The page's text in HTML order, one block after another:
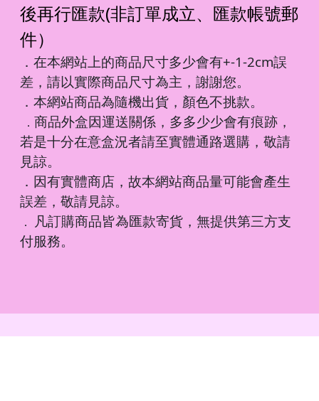
後再行匯款(非訂單成立、匯款帳號郵
件）
．在本網站上的商品尺寸多少會有+-1-2cm誤
差，請以實際商品尺寸為主，謝謝您。
．本網站商品為隨機出貨，顏色不挑款。
． 商品外盒因運送關係，多多少少會有痕跡，
若是十分在意盒況者請至實體通路選購，敬請
見諒。
．因有實體商店，故本網站商品量可能會產生
誤差，敬請見諒。
． 凡訂購商品皆為匯款寄貨，無提供第三方支
付服務。